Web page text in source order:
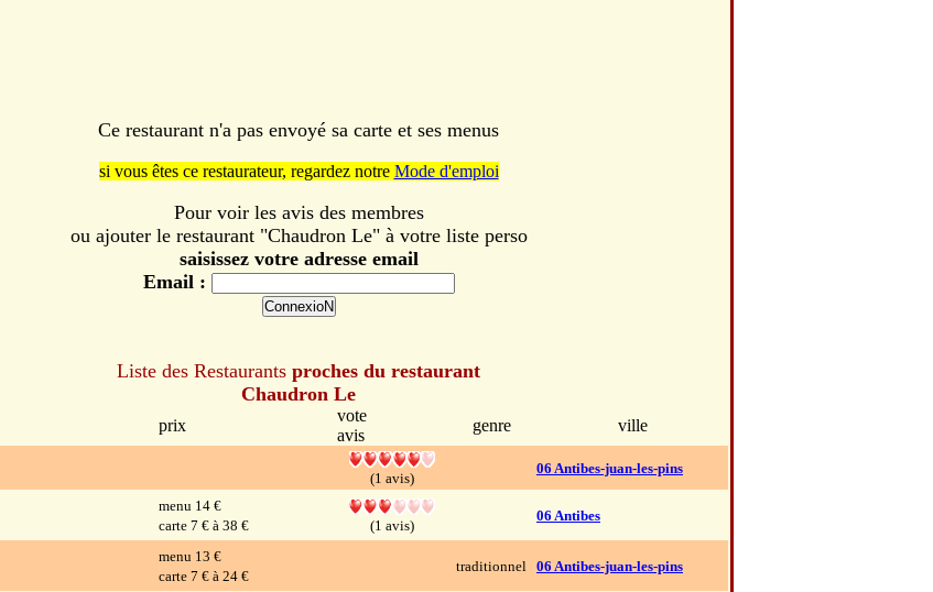
Ce restaurant n'a pas envoyé sa carte et ses menus
si vous êtes ce restaurateur, regardez notre Mode d'emploi
Pour voir les avis des membres
ou ajouter le restaurant "Chaudron Le" à votre liste perso
saisissez votre adresse email
Email :
Liste des Restaurants proches du restaurant
Chaudron Le
prix
vote
avis
genre
ville
(1 avis)
06 Antibes-juan-les-pins
menu 14 €
carte 7 € à 38 €
(1 avis)
06 Antibes
menu 13 €
carte 7 € à 24 €
traditionnel 06 Antibes-juan-les-pins